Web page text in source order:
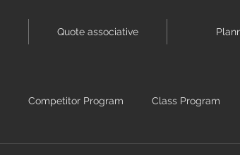
Quote associative
Competitor Program Class Program